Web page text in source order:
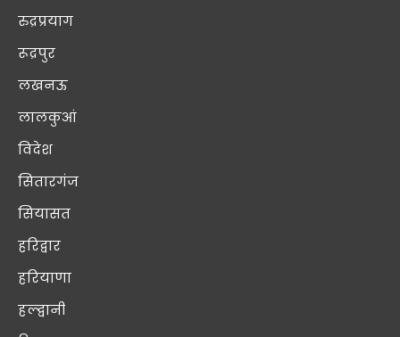
रुद्रप्रयाग
रूद्रपुर
लखनऊ
लालकुआं
विदेश
सितारगंज
सियासत
हरिद्वार
हरियाणा
हल्द्वानी